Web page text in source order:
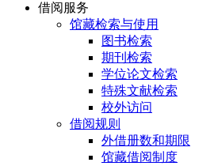
借阅服务
馆藏检索与使用
图书检索
期刊检索
学位论文检索
特殊文献检索
校外访问
借阅规则
外借册数和期限
馆藏借阅制度